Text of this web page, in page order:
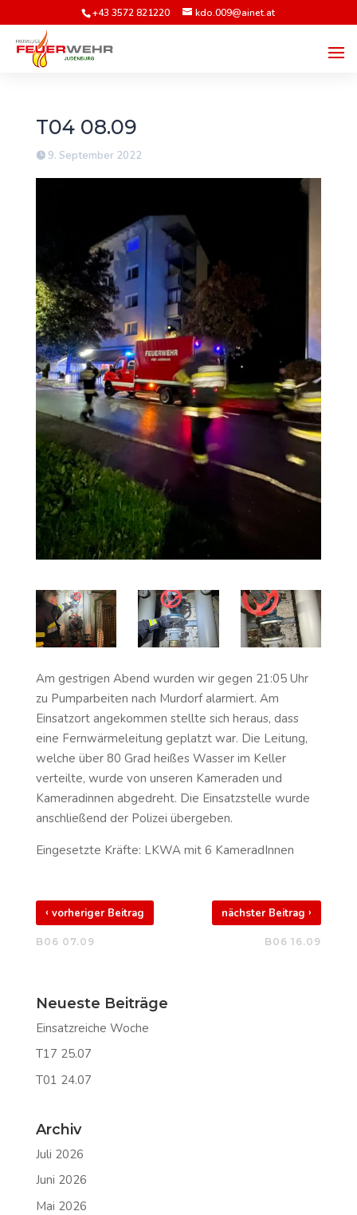
+43 3572 821220 kdo.009@ainet.at
T04 08.09
9. September 2022
Am gestrigen Abend wurden wir gegen 21:05 Uhr
zu Pumparbeiten nach Murdorf alarmiert. Am
Einsatzort angekommen stellte sich heraus, dass
eine Fernwärmeleitung geplatzt war. Die Leitung,
welche über 80 Grad heißes Wasser im Keller
verteilte, wurde von unseren Kameraden und
Kameradinnen abgedreht. Die Einsatzstelle wurde
anschließend der Polizei übergeben.
Eingesetzte Kräfte: LKWA mit 6 KameradInnen
‹ vorheriger Beitrag
B06 07.09
nächster Beitrag›
B06 16.09
Neueste Beiträge
Einsatzreiche Woche
T17 25.07
T01 24.07
Archiv
Juli 2026
Juni 2026
Mai 2026